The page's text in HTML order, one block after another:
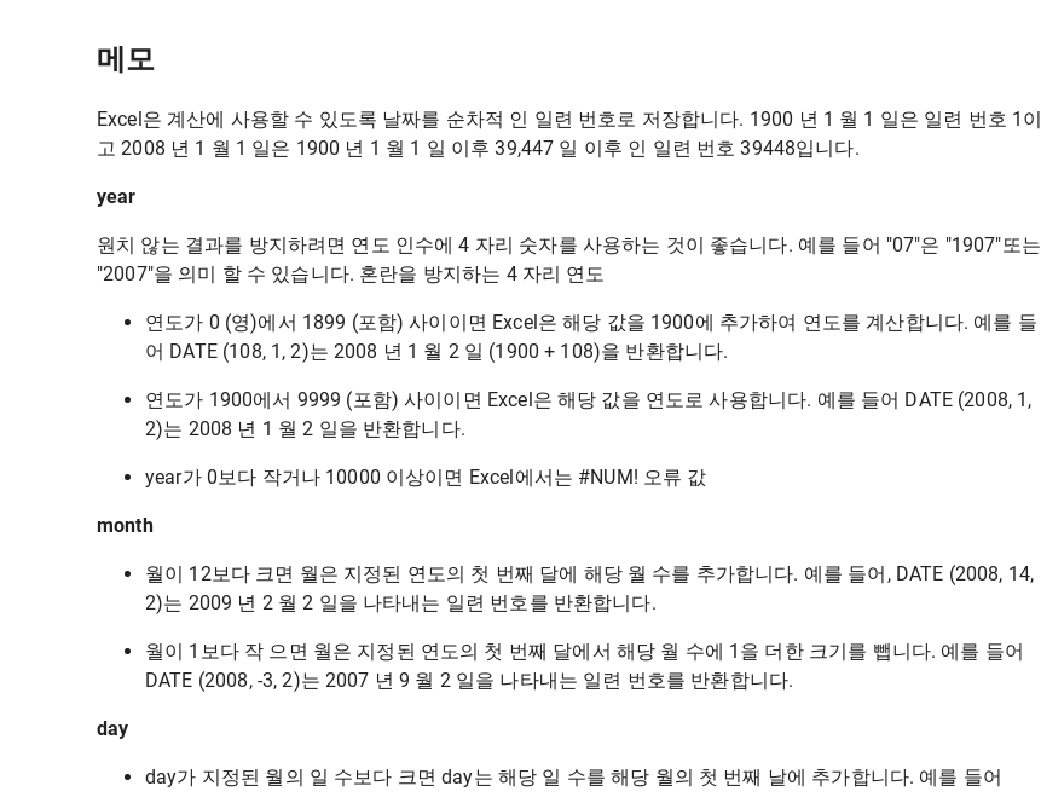
메모
Excel은 계산에 사용할 수 있도록 날짜를 순차적 인 일련 번호로 저장합니다. 1900 년 1 월 1 일은 일련 번호 1이
고 2008 년 1 월 1 일은 1900 년 1 월 1 일 이후 39,447 일 이후 인 일련 번호 39448입니다.
year
원치 않는 결과를 방지하려면 연도 인수에 4 자리 숫자를 사용하는 것이 좋습니다. 예를 들어 "07"은 "1907"또는
"2007"을 의미 할 수 있습니다. 혼란을 방지하는 4 자리 연도
연도가 0 (영)에서 1899 (포함) 사이이면 Excel은 해당 값을 1900에 추가하여 연도를 계산합니다. 예를 들
어 DATE (108, 1, 2)는 2008 년 1 월 2 일 (1900 + 108)을 반환합니다.
연도가 1900에서 9999 (포함) 사이이면 Excel은 해당 값을 연도로 사용합니다. 예를 들어 DATE (2008, 1,
2)는 2008 년 1 월 2 일을 반환합니다.
year가 0보다 작거나 10000 이상이면 Excel에서는 #NUM! 오류 값
month
월이 12보다 크면 월은 지정된 연도의 첫 번째 달에 해당 월 수를 추가합니다. 예를 들어, DATE (2008, 14,
2)는 2009 년 2 월 2 일을 나타내는 일련 번호를 반환합니다.
월이 1보다 작 으면 월은 지정된 연도의 첫 번째 달에서 해당 월 수에 1을 더한 크기를 뺍니다. 예를 들어
DATE (2008, -3, 2)는 2007 년 9 월 2 일을 나타내는 일련 번호를 반환합니다.
day
day가 지정된 월의 일 수보다 크면 day는 해당 일 수를 해당 월의 첫 번째 날에 추가합니다. 예를 들어